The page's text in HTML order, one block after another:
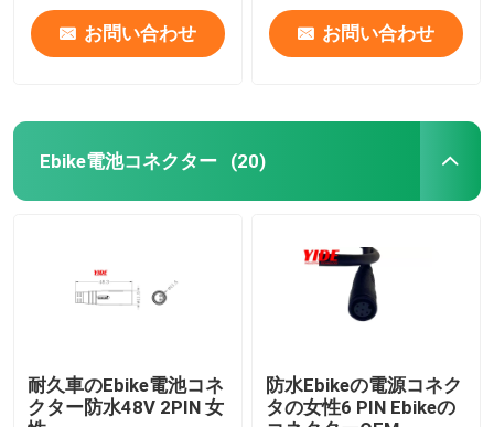
お問い合わせ お問い合わせ
Ebike電池コネクター (20)
耐久車のEbike電池コネ
クター防水48V 2PIN 女
防水Ebikeの電源コネク
タの女性6 PIN Ebikeの